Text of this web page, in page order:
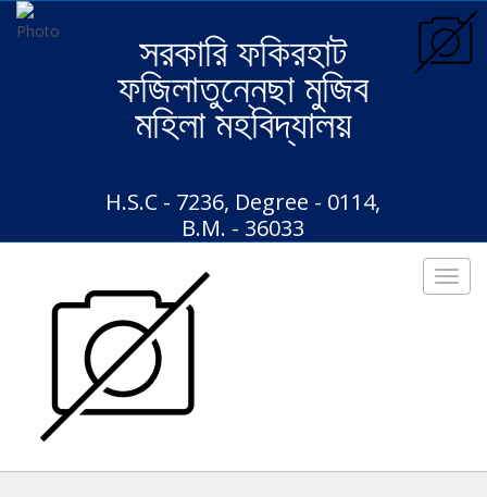
সরকারি ফকিরহাট
ফজিলাতুন্নেছা মুজিব
মহিলা মহবিদ্যালয়
H.S.C - 7236, Degree - 0114,
B.M. - 36033